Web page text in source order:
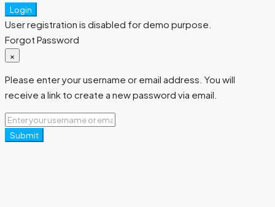
Login
User registration is disabled for demo purpose.
Forgot Password
×
Please enter your username or email address. You will
receive a link to create a new password via email.
Submit